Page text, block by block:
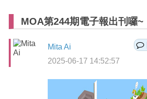
最新留言
MOA第244期電子報出刊囉~
Mita Ai
2025-06-17 14:52:57